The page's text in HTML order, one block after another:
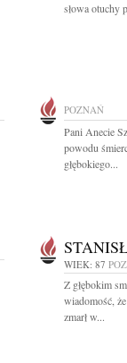
słowa otuchy
POZNAŃ
Pani Anecie
powodu
głębokiego...
WIEK: 87
Z głębokim
wiadomość,
zmarł w...